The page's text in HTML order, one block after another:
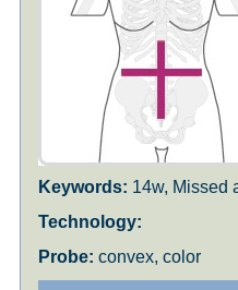
14w, Missed
convex, color